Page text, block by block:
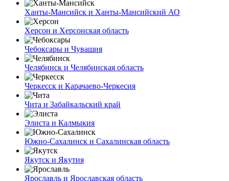
Ханты-Мансийск и Ханты-Мансийский АО
Херсон и Херсонская область
Чебоксары и Чувашия
Челябинск и Челябинская область
Черкесск и Карачаево-Черкесия
Чита и Забайкальский край
Элиста и Калмыкия
Южно-Сахалинск и Сахалинская область
Якутск и Якутия
Ярославль и Ярославская область